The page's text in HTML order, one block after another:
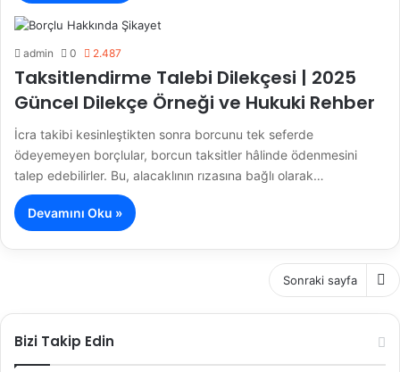
admin 0 2.487
Taksitlendirme Talebi Dilekçesi | 2025
Güncel Dilekçe Örneği ve Hukuki Rehber
İcra takibi kesinleştikten sonra borcunu tek seferde
ödeyemeyen borçlular, borcun taksitler hâlinde ödenmesini
talep edebilirler. Bu, alacaklının rızasına bağlı olarak…
Devamını Oku »
Sonraki sayfa
Bizi Takip Edin